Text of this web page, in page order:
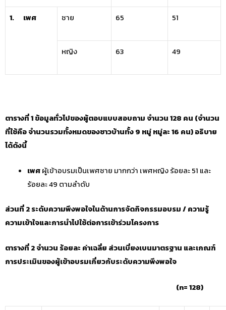
1. เพศ ชาย 65 51
หญิง 63 49
ตารางที่1 ข้อมูลทั่วไปของผู้ตอบแบบสอบถาม จำนวน 128 คน (จำนวน
ที่ใช้คือ จำนวนรวมทั้งหมดของชาวบ้านทั้ง 9 หมู่ หมู่ละ 16 คน) อธิบาย
ได้ดังนี้
เพศผู้เข้าอบรมเป็นเพศชาย มากกว่า เพศหญิง ร้อยละ 51 และ
ร้อยละ 49 ตามลำดับ
ส่วนที่2 ระดับความพึงพอใจในด้านการจัดกิจกรรมอบรม / ความรู้
ความเข้าใจและการนำไปใช้ต่อการเข้าร่วมโครงการ
ตารางที่2 จำนวน ร้อยละ ค่าเฉลี่ย ส่วนเบี่ยงเบนมาตรฐาน และเกณฑ์
การประเมินของผู้เข้าอบรมเกี่ยวกับระดับความพึงพอใจ
(n= 128)